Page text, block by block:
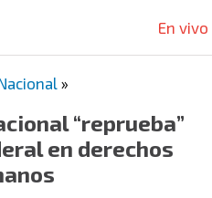
En vivo
»
“reprueba”
en derechos